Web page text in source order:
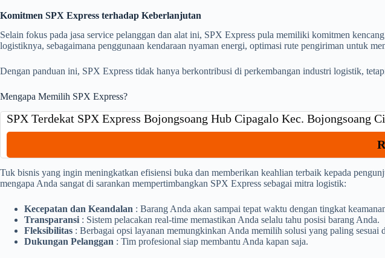
Komitmen SPX Express terhadap Keberlanjutan
Selain fokus pada jasa service pelanggan dan alat ini, SPX Express pula memiliki komitmen
logistiknya, sebagaimana penggunaan kendaraan nyaman energi, optimasi rute pengiriman untuk
Dengan panduan ini, SPX Express tidak hanya berkontribusi di perkembangan industri logistik,
Mengapa Memilih SPX Express?
SPX Terdekat SPX Express Bojongsoang Hub Cipagalo Kec. Bojongsoang
Tuk bisnis yang ingin meningkatkan efisiensi buka dan memberikan keahlian terbaik kepada
mengapa Anda sangat di sarankan mempertimbangkan SPX Express sebagai mitra logistik:
Kecepatan dan Keandalan : Barang Anda akan sampai tepat waktu dengan tingkat
Transparansi : Sistem pelacakan real-time memastikan Anda selalu tahu posisi barang Anda.
Fleksibilitas : Berbagai opsi layanan memungkinkan Anda memilih solusi yang paling sesuai
Dukungan Pelanggan : Tim profesional siap membantu Anda kapan saja.